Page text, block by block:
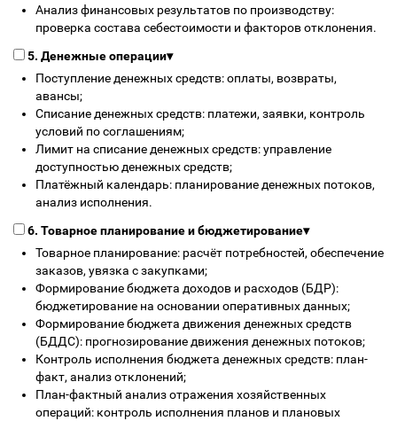
Анализ финансовых результатов по производству:
проверка состава себестоимости и факторов отклонения.
5. Денежные операции▾
Поступление денежных средств: оплаты, возвраты,
авансы;
Списание денежных средств: платежи, заявки, контроль
условий по соглашениям;
Лимит на списание денежных средств: управление
доступностью денежных средств;
Платёжный календарь: планирование денежных потоков,
анализ исполнения.
6. Товарное планирование и бюджетирование▾
Товарное планирование: расчёт потребностей, обеспечение
заказов, увязка с закупками;
Формирование бюджета доходов и расходов (БДР):
бюджетирование на основании оперативных данных;
Формирование бюджета движения денежных средств
(БДДС): прогнозирование движения денежных потоков;
Контроль исполнения бюджета денежных средств: план-
факт, анализ отклонений;
План-фактный анализ отражения хозяйственных
операций: контроль исполнения планов и плановых